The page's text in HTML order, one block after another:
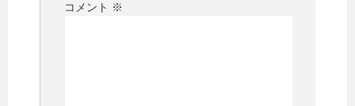
コメント ※